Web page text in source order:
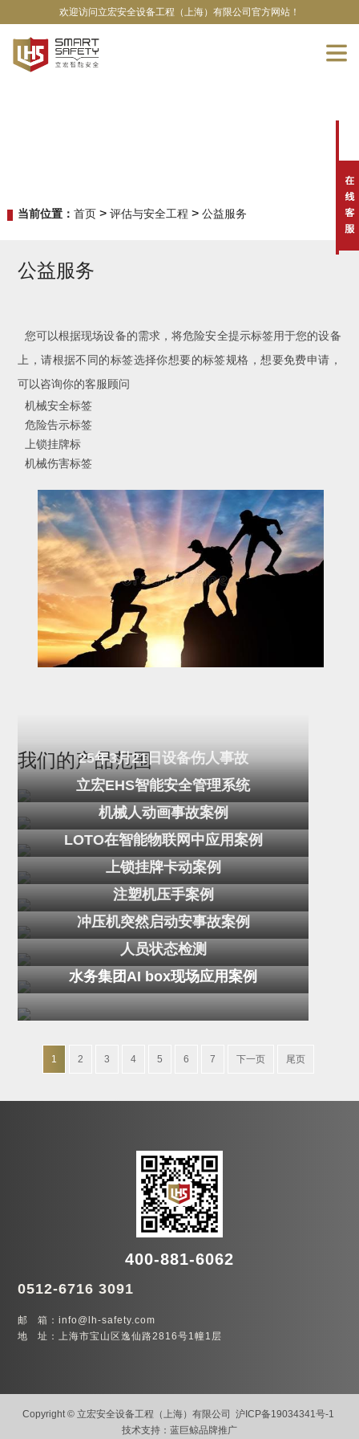
欢迎访问立宏安全设备工程（上海）有限公司官方网站！
当前位置：首页 >评估与安全工程 >公益服务
公益服务
您可以根据现场设备的需求，将危险安全提示标签用于您的设备
上，请根据不同的标签选择你想要的标签规格，想要免费申请，
可以咨询你的客服顾问
机械安全标签
危险告示标签
上锁挂牌标
机械伤害标签
我们的产品范围
25年3月21日设备伤人事故
立宏EHS智能安全管理系统
机械人动画事故案例
LOTO在智能物联网中应用案例
上锁挂牌卡动案例
注塑机压手案例
冲压机突然启动安事故案例
人员状态检测
水务集团AI box现场应用案例
1 2 3 4 5 6 7 下一页 尾页
400-881-6062
0512-6716 3091
邮 箱：info@lh-safety.com
地 址：上海市宝山区逸仙路2816号1幢1层
Copyright © 立宏安全设备工程（上海）有限公司 沪ICP备19034341号-1
技术支持： 蓝巨鲸品牌推广